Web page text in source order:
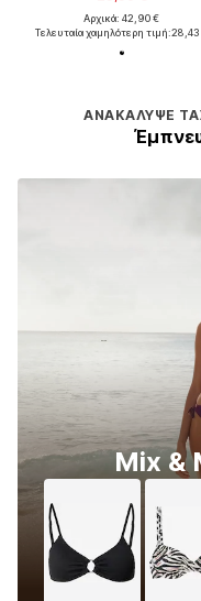
Αρχικά: 42,90 €
Τελευταία χαμηλότερη τιμή:28,43
ΑΝΑΚΆΛΥΨΕ
Mix &